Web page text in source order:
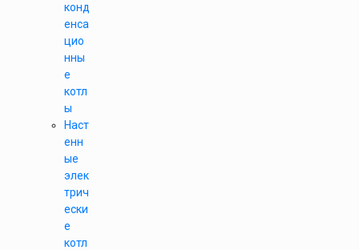
конд
енса
цио
нны
е
котл
ы
Наст
енн
ые
элек
трич
ески
е
котл